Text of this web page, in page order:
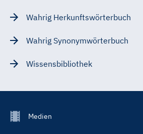
Wahrig Herkunftswörterbuch
Wahrig Synonymwörterbuch
Wissensbibliothek
FooterMedien